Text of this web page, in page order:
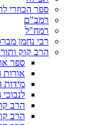
ספר הכוזרי
רמב"ם
רמח"ל
רבי נחמן
הרב קוק
ספר
אורות
מידות
הרב
הרב